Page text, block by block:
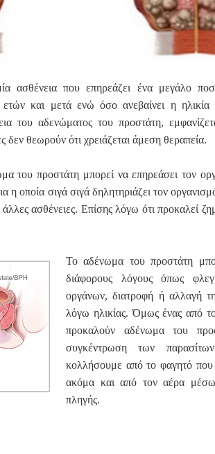
ασθένεια που επηρεάζει ένα μεγάλο
και μετά ενώ όσο ανεβαίνει η ηλικία
του αδενώματος του προστάτη,
δεν θεωρούν ότι χρειάζεται άμεση θεραπεία.
του προστάτη μπορεί να επηρεάσει τον
η οποία σιγά σιγά δηλητηριάζει τον
άλλες ασθένειες. Επίσης λόγω ότι προκαλεί
Το αδένωμα του προστάτη
διάφορους λόγους όπως
οργάνων, διατροφή ή αλλαγή
λόγω ηλικίας. Όμως ένας από
προκαλούν αδένωμα του
συγκέντρωση των
κολλήσουμε από το φαγητό που
ακόμα και από τον αέρα
πληγής.